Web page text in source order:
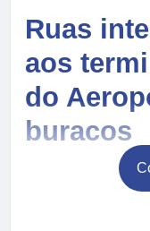
Ruas
aos
do
buracos